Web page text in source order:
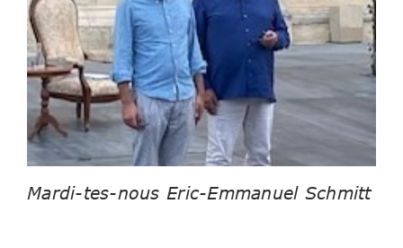
Mardi-tes-nous Eric-Emmanuel Schmitt